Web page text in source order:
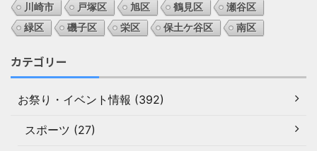
川崎市
戸塚区 旭区 鶴見区
瀬谷区
緑区
磯子区 栄区 保土ケ谷区 南区
カテゴリー
お祭り・イベント情報 (392)
スポーツ (27)